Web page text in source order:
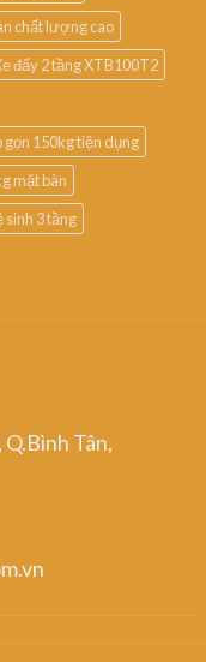
chất lượng cao
đẩy 2 tầng XTB100T2
gọn 150kg tiện dụng
mặt bàn
sinh 3 tầng
Tân,